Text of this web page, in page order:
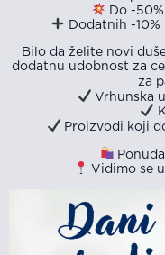
Do -
Dodatnih -
Bilo da želite novi
dodatnu udobnost za
za
Vrhunska
Proizvodi koji
Vidimo se